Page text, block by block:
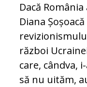
Dacă
Diana
război
care, cândva,
să nu uităm,